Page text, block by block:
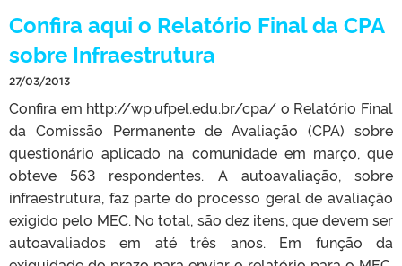
Confira aqui o Relatório Final da CPA
sobre Infraestrutura
27/03/2013
Confira em http://wp.ufpel.edu.br/cpa/ o Relatório Final
da Comissão Permanente de Avaliação (CPA) sobre
questionário aplicado na comunidade em março, que
obteve 563 respondentes. A autoavaliação, sobre
infraestrutura, faz parte do processo geral de avaliação
exigido pelo MEC. No total, são dez itens, que devem ser
autoavaliados em até três anos. Em função da